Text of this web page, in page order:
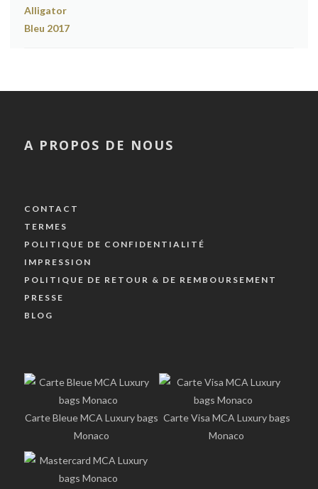
A PROPOS DE NOUS
CONTACT
TERMES
POLITIQUE DE CONFIDENTIALITÉ
IMPRESSION
POLITIQUE DE RETOUR & DE REMBOURSEMENT
PRESSE
BLOG
Carte Bleue MCA Luxury bags
Monaco
Carte Visa MCA Luxury bags
Monaco